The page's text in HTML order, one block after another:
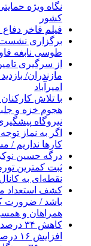
نگاه ویژه
کشور
فیلم فاخر
برگزاری
طوسی نابغه فاو
از سرگیری
مازندران/
امیرآباد
با تلاش
هجوم خزه و
نیروگاه
اگر به نماز
کارها نداریم /
درگه حسین
نقطه‌ای به کانال ۳۰ درصد
کشف استعداد
باشد / ضرورت
همراهان و
کاهش
افزایش ۱۶ درصدی مصدومین حوادث ناشی از کار